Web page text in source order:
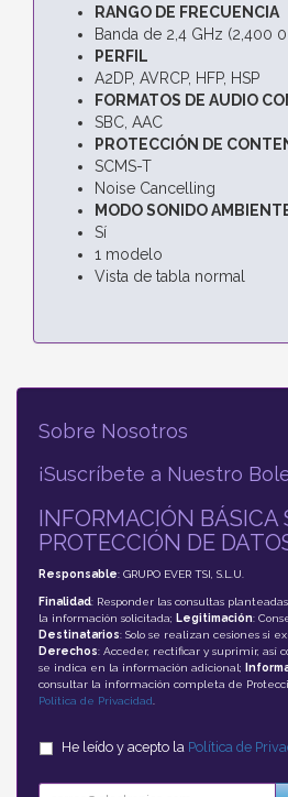
RANGO DE FRECUENCIA
Banda de 2,4 GHz (2,400
PERFIL
A2DP, AVRCP, HFP, HSP
FORMATOS DE AUDIO
SBC, AAC
PROTECCIÓN DE
SCMS-T
Noise Cancelling
MODO SONIDO
Sí
1 modelo
Vista de tabla normal
Sobre Nosotros
¡Suscríbete a Nuestro
INFORMACIÓN BÁSICA
PROTECCIÓN DE
Responsable: GRUPO EVER TSI, S.L.U.
Finalidad: Responder las consultas
la información solicitada; Legitimación:
Destinatarios: Solo se realizan cesiones si
Derechos: Acceder, rectificar y suprimir, así
se indica en la información adicional;
consultar la información completa de
Política de Privacidad
He leído y acepto la Política de